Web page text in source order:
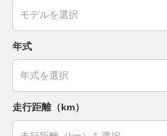
年式
走行距離（km）